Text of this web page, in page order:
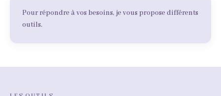
Pour répondre à vos besoins, je vous propose différents
outils.